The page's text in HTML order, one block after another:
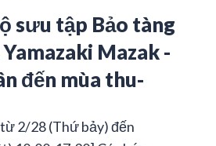
sưu tập Bảo tàng
Mazak -
đến mùa thu-
2/28 (Thứ bảy) đến